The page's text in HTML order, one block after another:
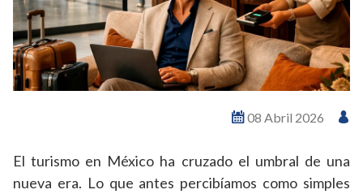
08 Abril 2026
El turismo en México ha cruzado el umbral de una
nueva era. Lo que antes percibíamos como simples